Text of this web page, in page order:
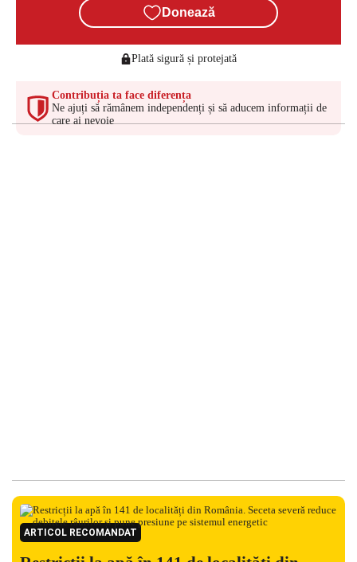
Donează
Plată sigură și protejată
Contribuția ta face diferența
Ne ajuți să rămânem independenți și să aducem informații de
care ai nevoie
ARTICOL RECOMANDAT